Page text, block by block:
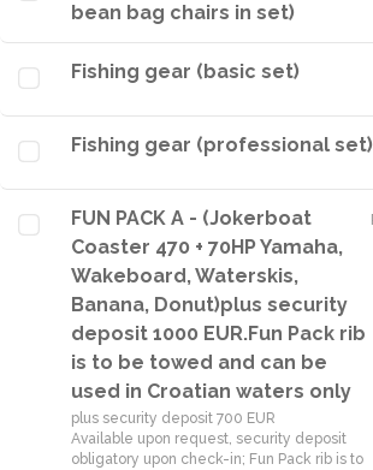
bean bag chairs in set)
Fishing gear (basic set)
Fishing gear (professional set)
FUN PACK A - (Jokerboat
Coaster 470 + 70HP Yamaha,
Wakeboard, Waterskis,
Banana, Donut)plus security
deposit 1000 EUR.Fun Pack rib
is to be towed and can be
used in Croatian waters only
plus security deposit 700 EUR
Available upon request, security deposit
obligatory upon check-in; Fun Pack rib is to